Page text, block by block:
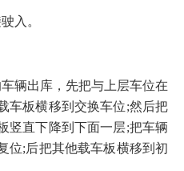
入。
辆出库，先把与上层车位在
车板横移到交换车位;然后把
竖直下降到下面一层;把车辆
位;后把其他载车板横移到初